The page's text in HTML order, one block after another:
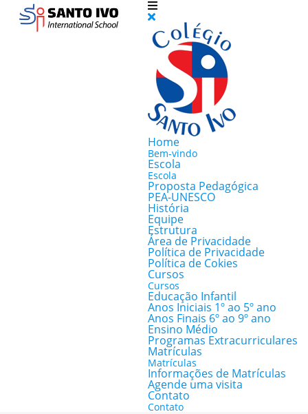
Home
Bem-vindo
Escola
Escola
Proposta Pedagógica
PEA-UNESCO
História
Equipe
Estrutura
Área de Privacidade
Política de Privacidade
Política de Cokies
Cursos
Cursos
Educação Infantil
Anos Iniciais 1º ao 5º ano
Anos Finais 6º ao 9º ano
Ensino Médio
Programas Extracurriculares
Matrículas
Matrículas
Informações de Matrículas
Agende uma visita
Contato
Contato